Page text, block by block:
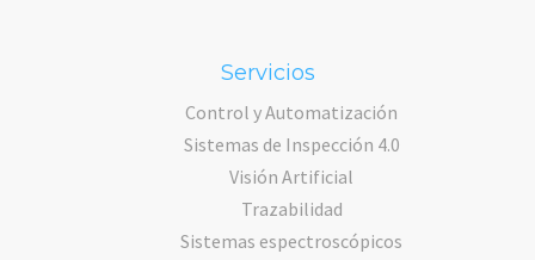
Servicios
Control y Automatización
Sistemas de Inspección 4.0
Visión Artificial
Trazabilidad
Sistemas espectroscópicos